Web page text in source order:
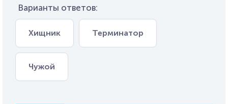
Варианты ответов:
Хищник Терминатор
Чужой